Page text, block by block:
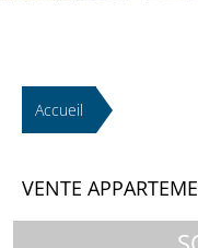
Accueil
VENTE